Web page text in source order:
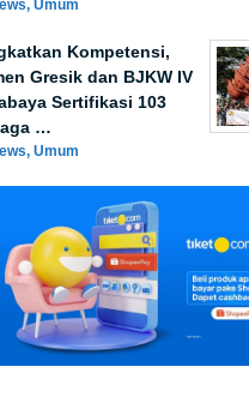
Umum
Kompetensi,
Gresik dan BJKW IV
Sertifikasi 103
…
Umum